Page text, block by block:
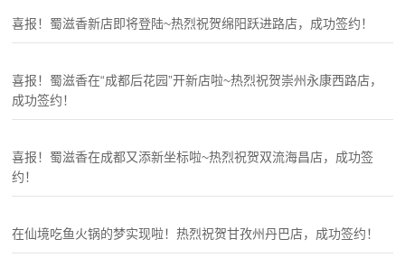
喜报！蜀滋香新店即将登陆~热烈祝贺绵阳跃进路店，成功签约！
喜报！蜀滋香在“成都后花园”开新店啦~热烈祝贺崇州永康西路店，
成功签约！
喜报！蜀滋香在成都又添新坐标啦~热烈祝贺双流海昌店，成功签
约！
在仙境吃鱼火锅的梦实现啦！热烈祝贺甘孜州丹巴店，成功签约！